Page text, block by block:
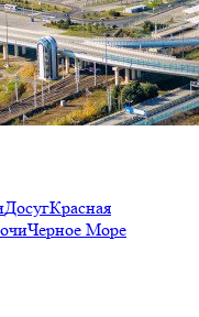
ДосугКрасная
Черное Море